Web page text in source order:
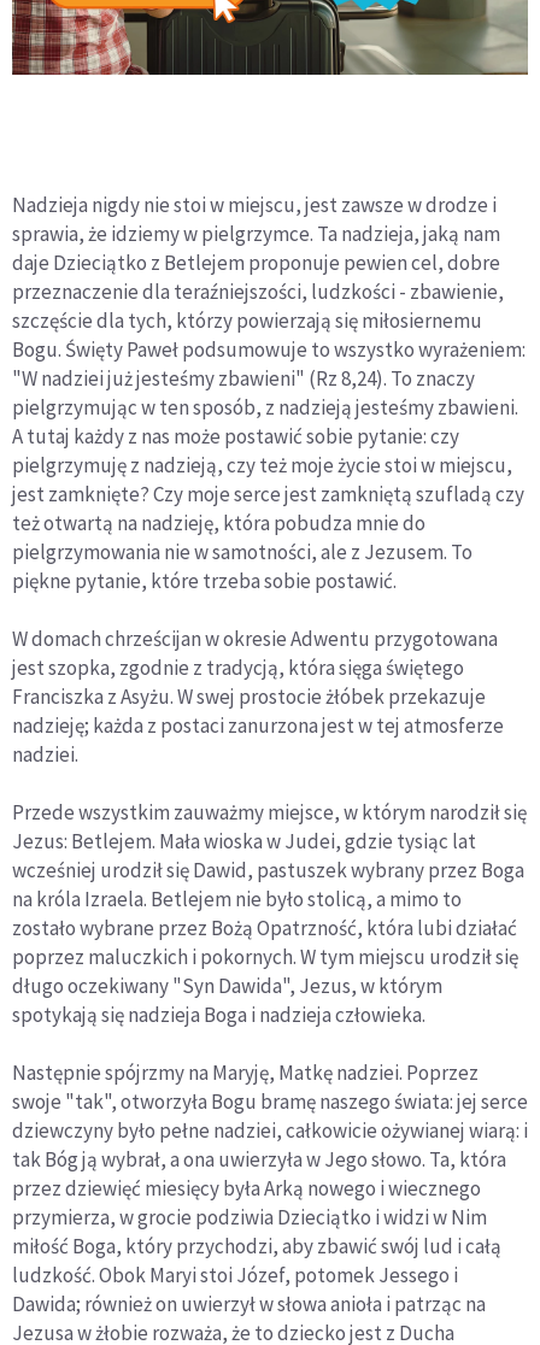
Nadzieja nigdy nie stoi w miejscu, jest zawsze w drodze i
sprawia, że idziemy w pielgrzymce. Ta nadzieja, jaką nam
daje Dzieciątko z Betlejem proponuje pewien cel, dobre
przeznaczenie dla teraźniejszości, ludzkości - zbawienie,
szczęście dla tych, którzy powierzają się miłosiernemu
Bogu. Święty Paweł podsumowuje to wszystko wyrażeniem:
"W nadziei już jesteśmy zbawieni" (Rz 8,24). To znaczy
pielgrzymując w ten sposób, z nadzieją jesteśmy zbawieni.
A tutaj każdy z nas może postawić sobie pytanie: czy
pielgrzymuję z nadzieją, czy też moje życie stoi w miejscu,
jest zamknięte? Czy moje serce jest zamkniętą szufladą czy
też otwartą na nadzieję, która pobudza mnie do
pielgrzymowania nie w samotności, ale z Jezusem. To
piękne pytanie, które trzeba sobie postawić.
W domach chrześcijan w okresie Adwentu przygotowana
jest szopka, zgodnie z tradycją, która sięga świętego
Franciszka z Asyżu. W swej prostocie żłóbek przekazuje
nadzieję; każda z postaci zanurzona jest w tej atmosferze
nadziei.
Przede wszystkim zauważmy miejsce, w którym narodził się
Jezus: Betlejem. Mała wioska w Judei, gdzie tysiąc lat
wcześniej urodził się Dawid, pastuszek wybrany przez Boga
na króla Izraela. Betlejem nie było stolicą, a mimo to
zostało wybrane przez Bożą Opatrzność, która lubi działać
poprzez maluczkich i pokornych. W tym miejscu urodził się
długo oczekiwany "Syn Dawida", Jezus, w którym
spotykają się nadzieja Boga i nadzieja człowieka.
Następnie spójrzmy na Maryję, Matkę nadziei. Poprzez
swoje "tak", otworzyła Bogu bramę naszego świata: jej serce
dziewczyny było pełne nadziei, całkowicie ożywianej wiarą: i
tak Bóg ją wybrał, a ona uwierzyła w Jego słowo. Ta, która
przez dziewięć miesięcy była Arką nowego i wiecznego
przymierza, w grocie podziwia Dzieciątko i widzi w Nim
miłość Boga, który przychodzi, aby zbawić swój lud i całą
ludzkość. Obok Maryi stoi Józef, potomek Jessego i
Dawida; również on uwierzył w słowa anioła i patrząc na
Jezusa w żłobie rozważa, że to dziecko jest z Ducha